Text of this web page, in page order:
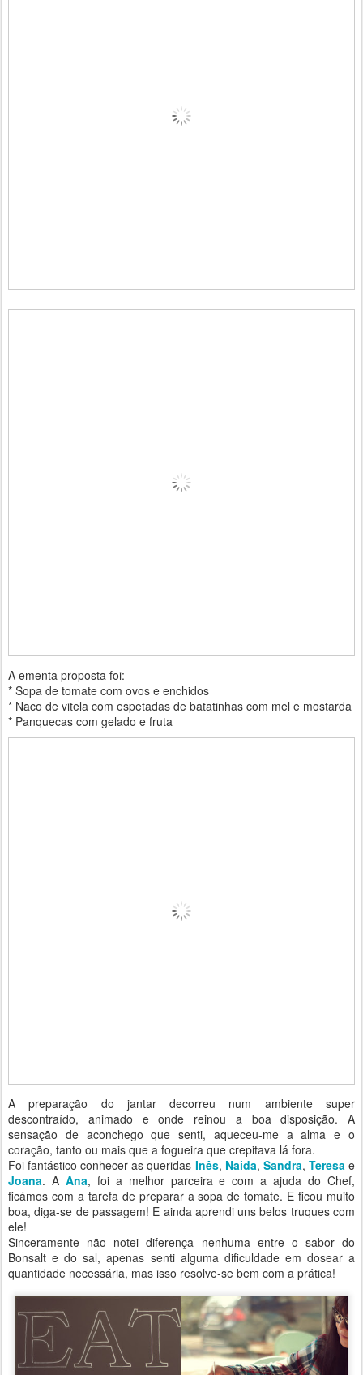
A ementa proposta foi:
* Sopa de tomate com ovos e enchidos
* Naco de vitela com espetadas de batatinhas com mel e mostarda
* Panquecas com gelado e fruta
A preparação do jantar decorreu num ambiente super
descontraído, animado e onde reinou a boa disposição. A
sensação de aconchego que senti, aqueceu-me a alma e o
coração, tanto ou mais que a fogueira que crepitava lá fora.
Foi fantástico conhecer as queridas Inês, Naida, Sandra, Teresae
Joana. A Ana, foi a melhor parceira e com a ajuda do Chef,
ficámos com a tarefa de preparar a sopa de tomate. E ficou muito
boa, diga-se de passagem! E ainda aprendi uns belos truques com
ele!
Sinceramente não notei diferença nenhuma entre o sabor do
Bonsalt e do sal, apenas senti alguma dificuldade em dosear a
quantidade necessária, mas isso resolve-se bem com a prática!